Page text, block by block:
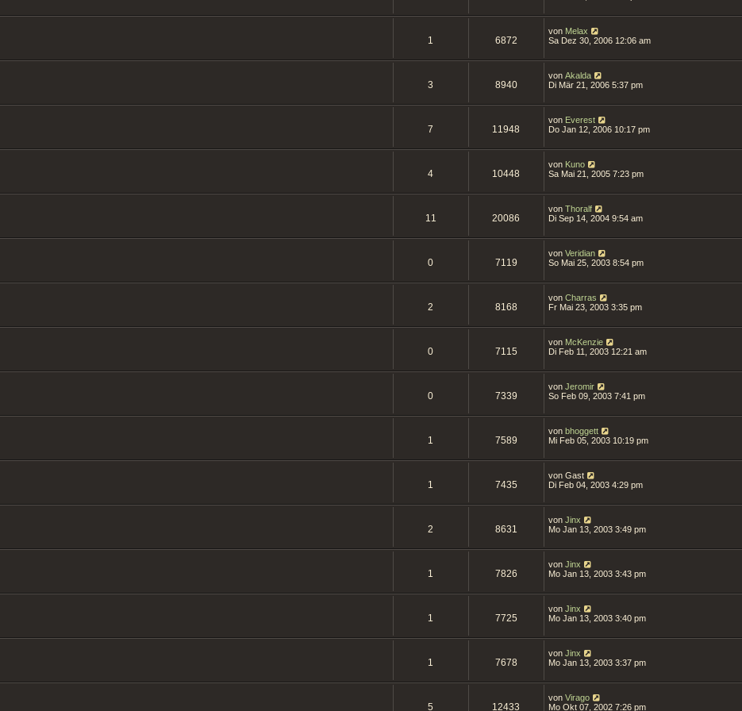
1 6872
von Melax
Sa Dez 30, 2006 12:06 am
3 8940
von Akalda
Di Mär 21, 2006 5:37 pm
7 11948
von Everest
Do Jan 12, 2006 10:17 pm
4 10448
von Kuno
Sa Mai 21, 2005 7:23 pm
11 20086
von Thoralf
Di Sep 14, 2004 9:54 am
0 7119
von Veridian
So Mai 25, 2003 8:54 pm
2 8168
von Charras
Fr Mai 23, 2003 3:35 pm
0 7115
von McKenzie
Di Feb 11, 2003 12:21 am
0 7339
von Jeromir
So Feb 09, 2003 7:41 pm
1 7589
von bhoggett
Mi Feb 05, 2003 10:19 pm
1 7435
von Gast
Di Feb 04, 2003 4:29 pm
2 8631
von Jinx
Mo Jan 13, 2003 3:49 pm
1 7826
von Jinx
Mo Jan 13, 2003 3:43 pm
1 7725
von Jinx
Mo Jan 13, 2003 3:40 pm
1 7678
von Jinx
Mo Jan 13, 2003 3:37 pm
5 12433
von Virago
Mo Okt 07, 2002 7:26 pm